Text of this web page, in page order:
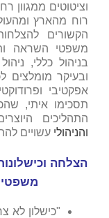
וציטוטים ממגוון
רוח מהארץ
הקשורים
משפטי השראה
בניהול כללי,
ובעיקר
אפקטיבי
תסכימו איתי,
התהליכים
והניהולי עשויים
הצלחה
משפטי
"כישלון לא